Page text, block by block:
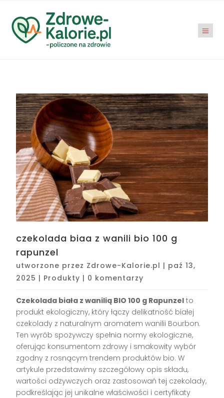
czekolada biaa z wanili bio 100 g
rapunzel
utworzone przez Zdrowe-Kalorie.pl | paź 13,
2025 | Produkty | 0 komentarzy
Czekolada biała z wanilią BIO 100 g Rapunzel to
produkt ekologiczny, który łączy delikatność białej
czekolady z naturalnym aromatem wanilii Bourbon.
Ten wyrób spożywczy spełnia normy ekologiczne,
oferując konsumentom zdrowy i smakowity wybór
zgodny z rosnącym trendem produktów bio. W
artykule przedstawimy szczegółowy opis składu,
wartości odżywczych oraz zastosowań tej czekolady,
podkreślając jej unikalne właściwości i certyfikaty